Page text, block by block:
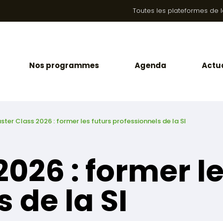
Toutes les plateformes de
Nos programmes Agenda
Class 2026 : former les futurs professionnels de la SI
: former
de la SI